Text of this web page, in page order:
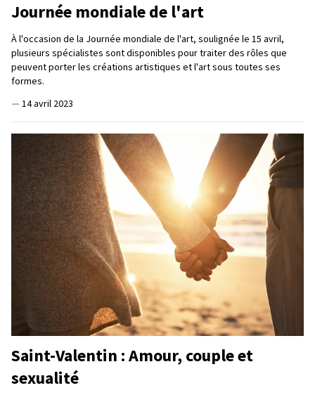
Journée mondiale de l'art
À l'occasion de la Journée mondiale de l'art, soulignée le 15 avril,
plusieurs spécialistes sont disponibles pour traiter des rôles que
peuvent porter les créations artistiques et l'art sous toutes ses
formes.
— 14 avril 2023
Saint-Valentin : Amour, couple et
sexualité